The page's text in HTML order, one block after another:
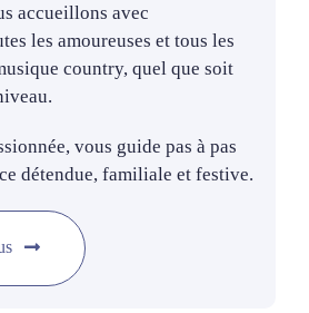
accueillons avec
les amoureuses et tous les
country, quel que soit
vous guide pas à pas
détendue, familiale et festive.